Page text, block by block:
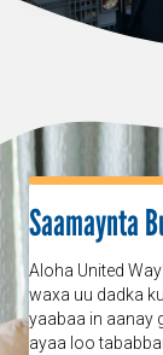
Saamaynta
Aloha United
waxa uu dadka
yaabaa in aanay
ayaa loo